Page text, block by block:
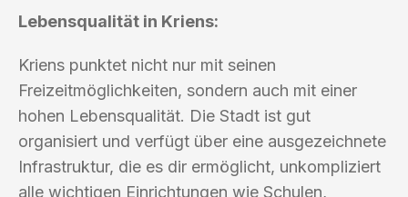
Lebensqualität in Kriens:
Kriens punktet nicht nur mit seinen
Freizeitmöglichkeiten, sondern auch mit einer
hohen Lebensqualität. Die Stadt ist gut
organisiert und verfügt über eine ausgezeichnete
Infrastruktur, die es dir ermöglicht, unkompliziert
alle wichtigen Einrichtungen wie Schulen,